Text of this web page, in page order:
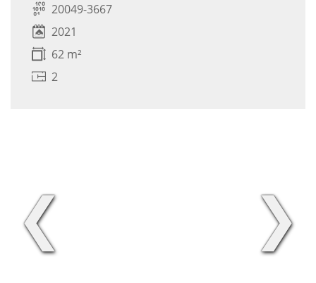
20049-3667
2021
62 m²
2
❮ ❯